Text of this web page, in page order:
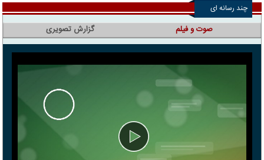
چند رسانه ای
صوت و فیلم گزارش تصویری